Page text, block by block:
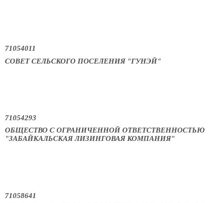
71054011
СОВЕТ СЕЛЬСКОГО ПОСЕЛЕНИЯ "ГУНЭЙ"
71054293
ОБЩЕСТВО С ОГРАНИЧЕННОЙ ОТВЕТСТВЕННОСТЬЮ
"ЗАБАЙКАЛЬСКАЯ ЛИЗИНГОВАЯ КОМПАНИЯ"
71058641